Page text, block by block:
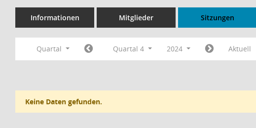
Informationen Mitglieder Sitzungen
Quartal Quartal 4 2024 Aktuell
Keine Daten gefunden.